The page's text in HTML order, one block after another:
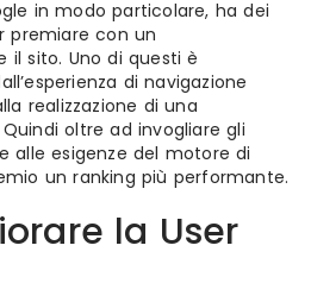
in modo particolare, ha dei
premiare con un
il sito. Uno di questi è
di navigazione
realizzazione di una
oltre ad invogliare gli
alle esigenze del motore di
un ranking più performante.
la User